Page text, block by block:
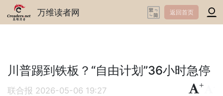
万维读者网 返回首页
川普踢到铁板？“自由计划”36小时急停
联合报 2026-05-06 19:27
+